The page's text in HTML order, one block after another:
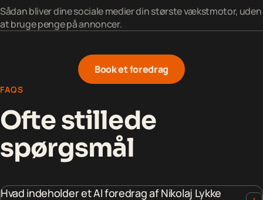
Sådan bliver dine sociale medier din største vækstmotor, uden
at bruge penge på annoncer.
Book et foredrag
Booketforedrag
FAQS
Ofte stillede
spørgsmål
Hvad indeholder et AI foredrag af Nikolaj Lykke